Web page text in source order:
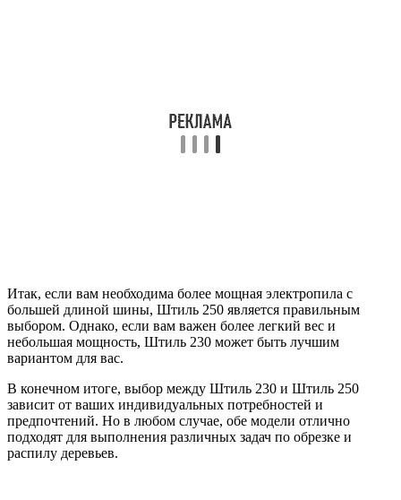
Итак, если вам необходима более мощная электропила с
большей длиной шины, Штиль 250 является правильным
выбором. Однако, если вам важен более легкий вес и
небольшая мощность, Штиль 230 может быть лучшим
вариантом для вас.
В конечном итоге, выбор между Штиль 230 и Штиль 250
зависит от ваших индивидуальных потребностей и
предпочтений. Но в любом случае, обе модели отлично
подходят для выполнения различных задач по обрезке и
распилу деревьев.